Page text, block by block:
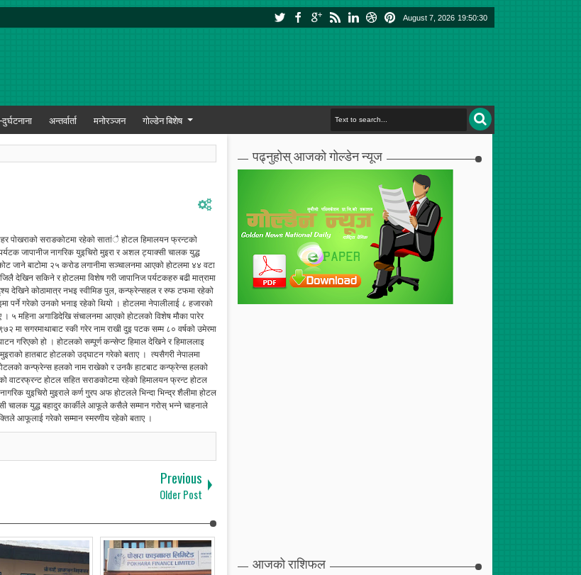
August 7, 2026 19:50:31
अन्तर्वार्ता मनोरञ्जन गोल्डेन बिशेष
सराङकोटमा रहेको सातांै होटल हिमालयन फ्रन्टको
जापानीज नागरिक युइचिरो मुइरा र अशल ट्याक्सी चालक युद्ध
जाने बाटोमा २५ करोड लगानीमा सञ्चालनमा आएको होटलमा ४४ वटा
सकिने र होटलमा विशेष गरी जापानिज पर्यटकहरु बढी मात्रामा
देखिने कोठामात्र नभइ स्वीमिङ पुल, कन्फ्रेन्सहल र रुफ टफमा रहेको
पर्ने गरेको उनको भनाइ रहेको थियो । होटलमा नेपालीलाई ८ हजारको
। ५ महिना अगाडिदेखि संचालनमा आएको होटलको विशेष मौका पारेर
मा सगरमाथाबाट स्की गरेर नाम राखी दुइ पटक सम्म ८० वर्षको उमेरमा
गरिएको हो । होटलको सम्पूर्ण कन्सेप्ट हिमाल देखिने र हिमाललाइ
हातबाट होटलको उद्घाटन गरेको बताए । त्यसैगरी नेपालमा
होटलको कन्फ्रेन्स हलको नाम राखेको र उनकै हाटबाट कन्फ्रेन्स हलको
वाटरफ्रन्ट होटल सहित सराङकोटमा रहेको हिमालयन फ्रन्ट होटल
युइचिरो मुइराले कर्ण गु्रप अफ होटलले भिन्दा भिन्द्र शैलीमा होटल
चालक युद्ध बहादुर कार्कीले आफूले कसैले सम्मान गरोस् भन्ने चाहनाले
आफूलाई गरेको सम्मान स्मरणीय रहेको बताए ।
Previous
Older Post
पढ्नुहोस् आजको गोल्डेन न्यूज
आजको राशिफल